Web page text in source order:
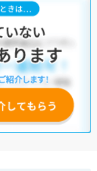
人気です。
正社員(正職員)
だわり条件」から検索
能です。
ご希望条件をヒアリン
条件をピックアップし